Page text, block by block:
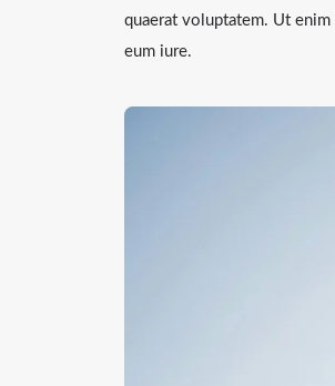
quaerat voluptatem. Ut
eum iure.